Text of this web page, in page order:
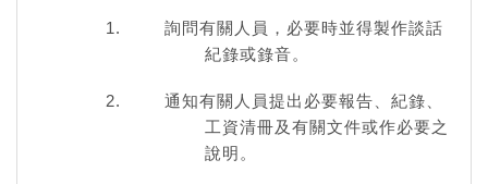
詢問有關人員，必要時並得製作談話
紀錄或錄音。
通知有關人員提出必要報告、紀錄、
工資清冊及有關文件或作必要之
說明。